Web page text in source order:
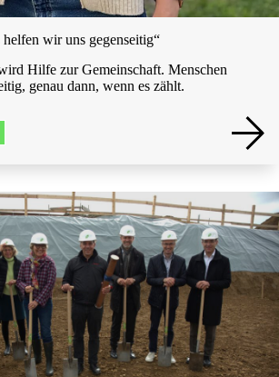
wir uns gegenseitig“
Hilfe zur Gemeinschaft. Menschen
genau dann, wenn es zählt.